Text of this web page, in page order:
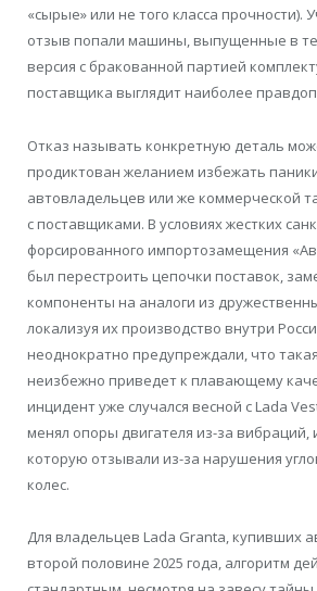
«сырые» или не того класса прочности).
отзыв попали машины, выпущенные в
версия с бракованной партией
поставщика выглядит наиболее
Отказ называть конкретную деталь
продиктован желанием избежать
автовладельцев или же коммерческой
с поставщиками. В условиях жестких
форсированного импортозамещения
был перестроить цепочки поставок,
компоненты на аналоги из
локализуя их производство внутри
неоднократно предупреждали, что
неизбежно приведет к плавающему
инцидент уже случался весной с Lada
менял опоры двигателя из-за вибраций,
которую отзывали из-за нарушения
колес.
Для владельцев Lada Granta, купивших
второй половине 2025 года, алгоритм